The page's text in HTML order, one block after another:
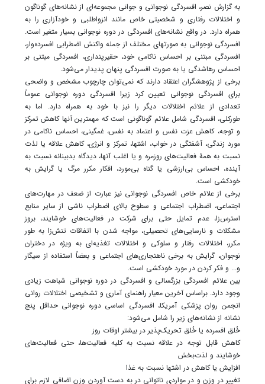
به گزارش نصر،‌ افسردگی نوجوانی و جوانی مجموعه‌ای از نشانه‌های گوناگون
و اختلالات رفتاری و شخصیتی خاص مانند انزواطلبی و خودآزاری را به
همراه دارد. در واقع نشانه‌های افسردگی در دوره نوجوانی بسیار متغیر است.
افسردگی نوجوانی به صورتهای مختلف از جمله واکنش اضطرابی افسرده‌وار،
افسردگی مبتنی بر احساس ناکامی خود، حقیرپنداری، افسردگی مبتنی بر
احساس رهاشدگی یا به صورت افسردگی پنهان پدیدار می‌شود.
برخی از پژوهشگران اعتقاد دارند که نمی‌توان چارچوب مشخص و واضحی
برای افسردگی نوجوانی تعیین کرد زیرا افسردگی دوره نوجوانی عموماً
تعدادی از علائم اختلالات دیگر را نیز با خود به همراه دارد. اما به
طورکلی، افسردگی شامل علائم گوناگونی است که مهمترین آنها کاهش تمرکز
و توجه، کاهش عزت نفس و اعتماد به نفس، غمگینی، احساس ناکامی در
مورد زندگی، آشفتگی در خواب، اشتها، تمرکز و انرژی، کاهش علاقه یا لذت
نسبت به همۀ فعالیت‌های روزمره و یا اغلب آنها، دیدگاه بدبینانه نسبت به
آینده، احساس بی‌ارزشی یا گناه بی‌مورد، افکار مکرر مرگ یا گرایش به
خودکشی است.
برخی از علائم خاص افسردگی نوجوانی نیز عبارت از ضعف در مهارت‌های
اجتماعی، اضطراب اجتماعی و سطوح بالای اضطراب ناشی از سایر منابع
استرس‌زا، عدم تمایل حتی برای شرکت در فعالیت‌های خوشایند، بروز
مشکلات و نارسایی‌های تحصیلی، مواجه شدن با اتفاقات تنش‌زا به طور
مکرر، اختلالات رفتار و سلوکی و اختلالات تغذیه‌ای به ویژه در دختران
نوجوان، گرایش به برخی ناهنجاری‌های اجتماعی و بعضاً استفاده از سیگار
و... و فکر کردن در مورد خودکشی است.
بین علائم افسردگی بزرگسالی و افسردگی در دوره نوجوانی شباهت زیادی
وجود دارد. براساس آخرین معیار راهنمای آماری و تشخیصی اختلالات روانی
انجمن روان پزشکی آمریکا، افسردگی اساسی دوره نوجوانی حداقل پنج
نشانه از نشانه‌های زیر را شامل می‌شود:
خُلق افسرده یا خُلق تحریک‌پذیر در بیشتر اوقات روز
کاهش قابل توجه در علاقه نسبت به کلیه فعالیت‌ها، حتی فعالیت‌های
خوشایند و لذت‌بخش
افزایش یا کاهش در اشتها نسبت به غذا
تغییر در وزن و در مواردی ناتوانی در به دست آوردن وزن اضافی لازم برای